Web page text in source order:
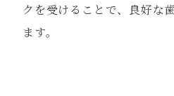
クを受けることで、良好な
ます。